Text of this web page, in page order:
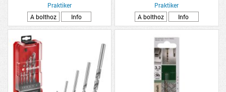
Praktiker
A bolthoz
Info
Praktiker
A bolthoz
Info